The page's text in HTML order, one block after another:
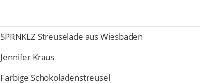
SPRNKLZ Streuselade aus Wiesbaden
Jennifer Kraus
Farbige Schokoladenstreusel